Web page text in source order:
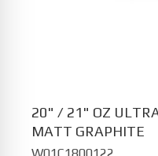
20" / 21" OZ
MATT GRAPHITE